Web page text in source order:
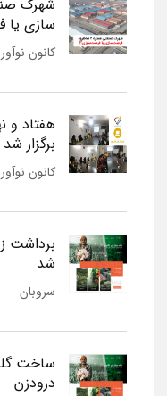
سازی
کانون
هفتاد و
برگزار شد
کانون
برداشت
شد
سروبان
ساخت
درودزن